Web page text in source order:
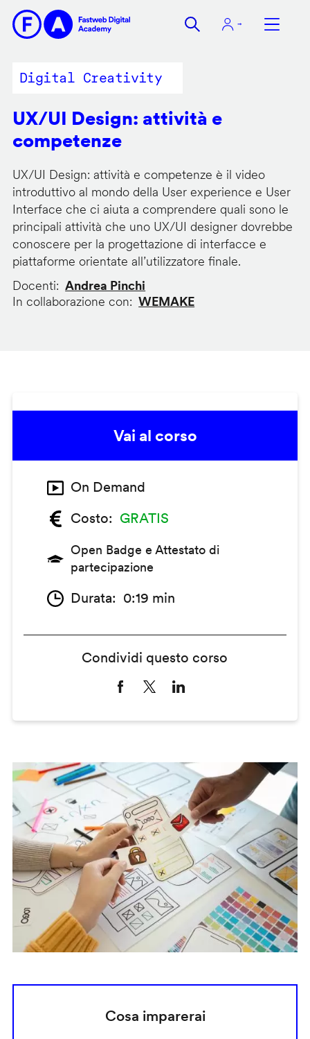
contenuto
Digital Creativity
UX/UI Design: attività e
competenze
UX/UI Design: attività e competenze è il video
introduttivo al mondo della User experience e User
Interface che ci aiuta a comprendere quali sono le
principali attività che uno UX/UI designer dovrebbe
conoscere per la progettazione di interfacce e
piattaforme orientate all’utilizzatore finale.
Docenti
Andrea Pinchi
In collaborazione con
WEMAKE
Vai al corso
On Demand
Costo
GRATIS
Open Badge e Attestato di
partecipazione
Durata 0:19 min
Condividi questo corso
Cosa imparerai